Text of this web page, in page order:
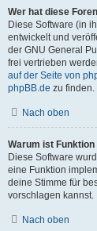
Wer hat diese
Diese Software (in
entwickelt und
der GNU General
frei vertrieben
auf der Seite von
phpBB.de zu finden.
Nach oben
Warum ist
Diese Software
eine Funktion
deine Stimme für
vorschlagen kannst.
Nach oben